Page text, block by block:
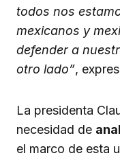
todos nos
mexicanos y
defender a
otro lado”,
La presidenta
necesidad de
el marco de esta